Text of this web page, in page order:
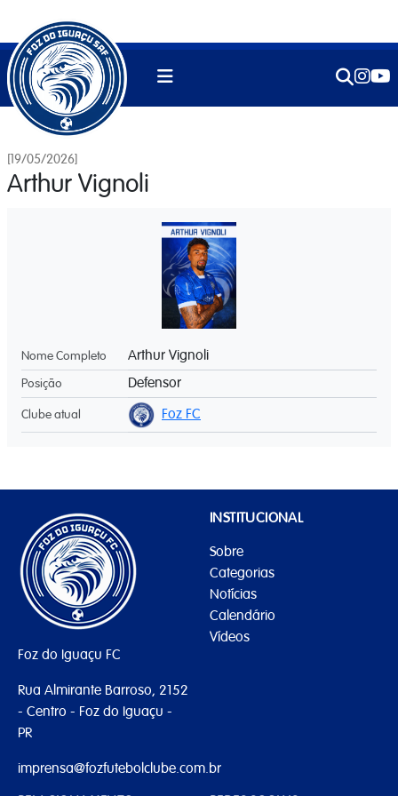
[19/05/2026]
Arthur Vignoli
Nome Completo Arthur Vignoli
Posição Defensor
Clube atual Foz FC
Foz do Iguaçu FC
Rua Almirante Barroso, 2152
- Centro - Foz do Iguaçu -
PR
imprensa@fozfutebolclube.com.br
INSTITUCIONAL
Sobre
Categorias
Notícias
Calendário
Vídeos